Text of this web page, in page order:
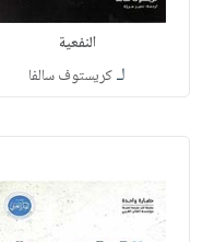
النفعية
لـكريستوف سالفا